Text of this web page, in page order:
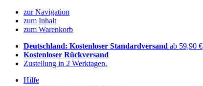
zur Navigation
zum Inhalt
zum Warenkorb
Deutschland: Kostenloser Standardversand ab 59,90 €
Kostenloser Rückversand
Zustellung in 2 Werktagen.
Hilfe